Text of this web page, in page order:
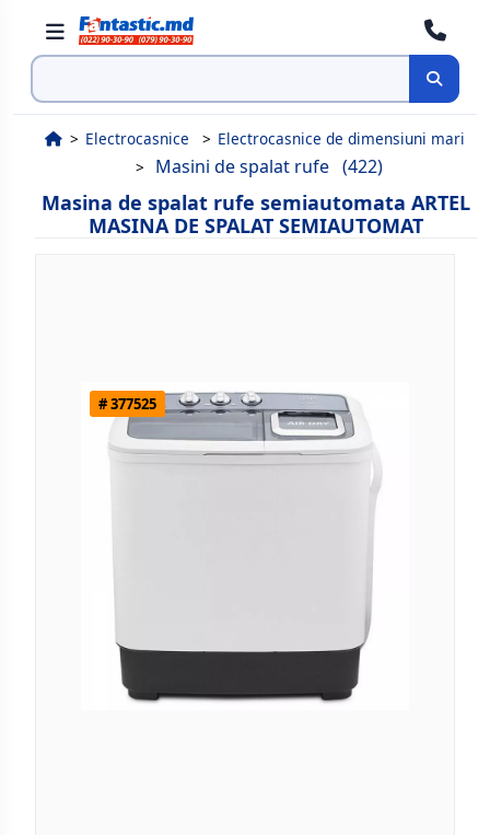
Cauta
Electrocasnice Electrocasnice de dimensiuni mari
Masini de spalat rufe (422)
Masina de spalat rufe semiautomata ARTEL
MASINA DE SPALAT SEMIAUTOMAT
# 377525